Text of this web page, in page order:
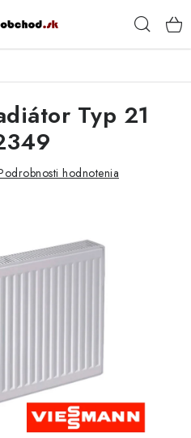
RADIÁTORY KORADO
Typ 21
hodnotenia